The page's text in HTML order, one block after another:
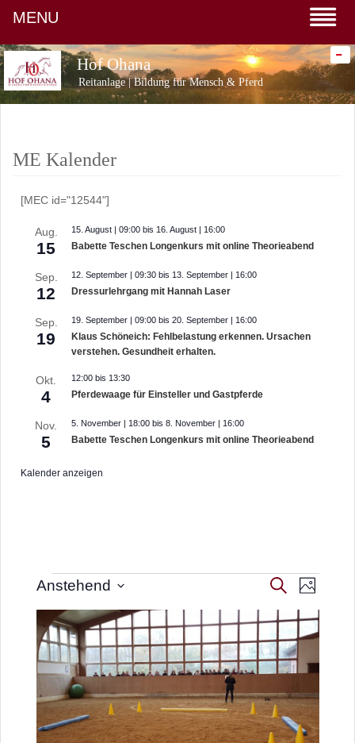
Hof Ohana
Reitanlage | Bildung für Mensch & Pferd
-
ME Kalender
[MEC id="12544"]
Aug.
15
15. August | 09:00 bis 16. August | 16:00
Babette Teschen Longenkurs mit online Theorieabend
Sep.
12
12. September | 09:30 bis 13. September | 16:00
Dressurlehrgang mit Hannah Laser
Sep.
19
19. September | 09:00 bis 20. September | 16:00
Klaus Schöneich: Fehlbelastung erkennen. Ursachen
verstehen. Gesundheit erhalten.
Okt.
4
12:00 bis 13:30
Pferdewaage für Einsteller und Gastpferde
Nov.
5
5. November | 18:00 bis 8. November | 16:00
Babette Teschen Longenkurs mit online Theorieabend
Kalender anzeigen
Suche
und
Navigation
Suche
Foto
Anstehend
auswählen.
List
of
Veranstaltungen
in
MENU